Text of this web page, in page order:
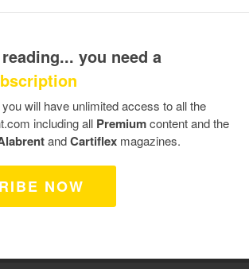
you need a
will have unlimited access to all the
including all Premiumcontent and the
andCartiflex magazines.
NOW